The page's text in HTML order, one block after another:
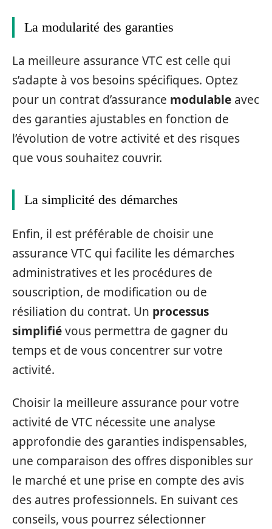
La modularité des garanties
La meilleure assurance VTC est celle qui
s’adapte à vos besoins spécifiques. Optez
pour un contrat d’assurance modulable avec
des garanties ajustables en fonction de
l’évolution de votre activité et des risques
que vous souhaitez couvrir.
La simplicité des démarches
Enfin, il est préférable de choisir une
assurance VTC qui facilite les démarches
administratives et les procédures de
souscription, de modification ou de
résiliation du contrat. Un processus
simplifiévous permettra de gagner du
temps et de vous concentrer sur votre
activité.
Choisir la meilleure assurance pour votre
activité de VTC nécessite une analyse
approfondie des garanties indispensables,
une comparaison des offres disponibles sur
le marché et une prise en compte des avis
des autres professionnels. En suivant ces
conseils, vous pourrez sélectionner